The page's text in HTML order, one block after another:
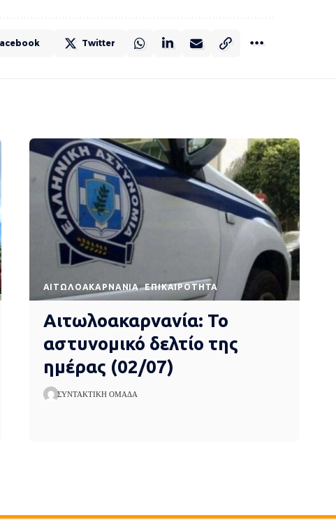
Twitter
AΙΤΩΛΟΑΚΑΡΝΑΝΊΑ EΠΙΚΑΙΡΌΤΗΤΑ
Αιτωλοακαρνανία: Το
αστυνομικό δελτίο της
ημέρας (02/07)
ΣΥΝΤΑΚΤΙΚΉ ΟΜΆΔΑ